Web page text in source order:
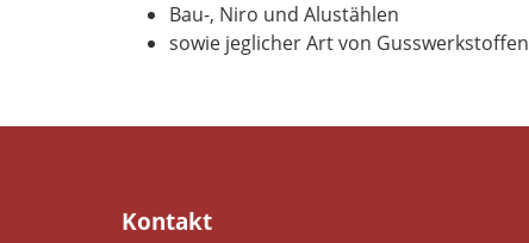
Bau-, Niro und Alustählen
sowie jeglicher Art von Gusswerkstoffen
Kontakt